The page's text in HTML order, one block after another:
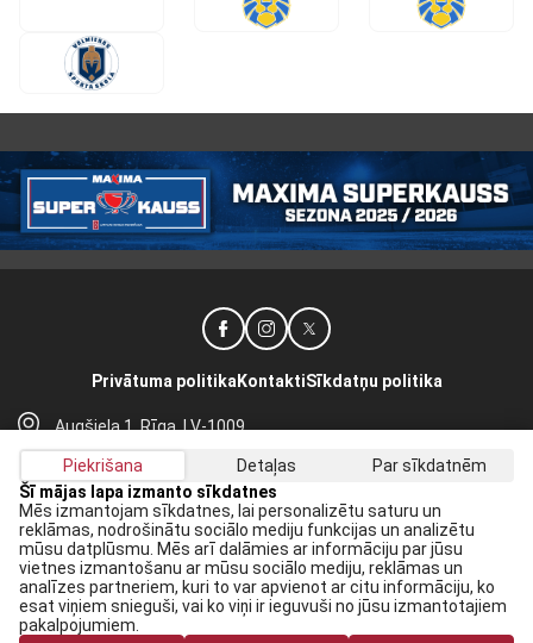
Augšiela 1, Rīga, LV-1009
lhf@lhf.lv
+371 67565614
Privātuma politika KontaktiSīkdatņu politika
Saņem jaunākās ziņas savā E-pastā:
Pieteikties
Piekrītu savaidatu apstrādei
Piekrišana Detaļas
Par sīkdatnēm
Šī mājas lapa izmanto sīkdatnes
Mēs izmantojam sīkdatnes, lai personalizētu saturu un
reklāmas, nodrošinātu sociālo mediju funkcijas un analizētu
mūsu datplūsmu. Mēs arī dalāmies ar informāciju par jūsu
vietnes izmantošanu ar mūsu sociālo mediju, reklāmas un
analīzes partneriem, kuri to var apvienot ar citu informāciju, ko
esat viņiem snieguši, vai ko viņi ir ieguvuši no jūsu izmantotajiem
pakalpojumiem.